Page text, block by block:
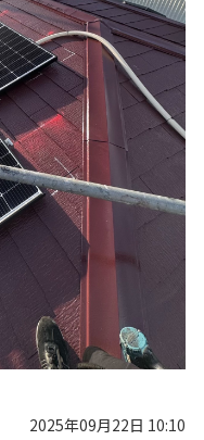
2025年09月22日 10:10